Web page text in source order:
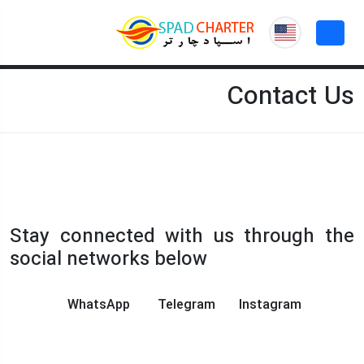
Contact Us
Stay connected with us through the
social networks below
WhatsApp Telegram Instagram